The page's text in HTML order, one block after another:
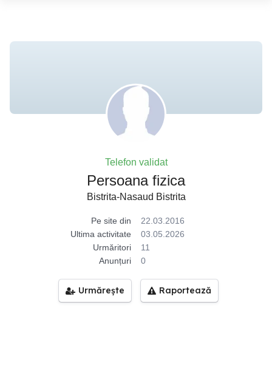
Telefon validat
Persoana fizica
Bistrita-Nasaud Bistrita
Pe site din
22.03.2016
Ultima activitate
03.05.2026
Urmăritori
11
Anunțuri
0
Urmărește Raportează